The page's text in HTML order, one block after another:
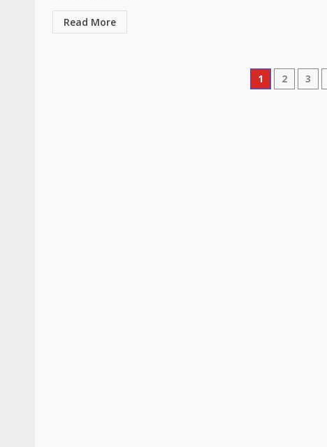
Read More
Posts
1 2 3